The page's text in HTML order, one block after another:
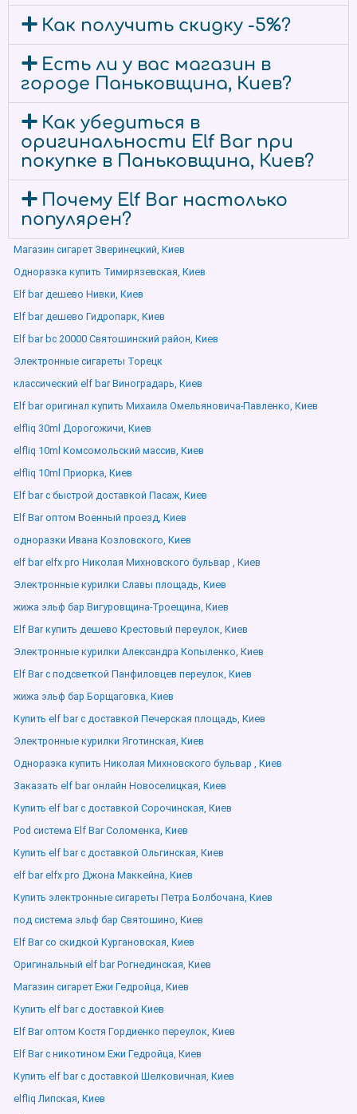
Как получить скидку -5%?
Есть ли у вас магазин в
городе Паньковщина, Киев?
Как убедиться в
оригинальности Elf Bar при
покупке в Паньковщина, Киев?
Почему Elf Bar настолько
популярен?
Магазин сигарет Зверинецкий, Киев
Одноразка купить Тимирязевская, Киев
Elf bar дешево Нивки, Киев
Elf bar дешево Гидропарк, Киев
Elf bar bc 20000 Святошинский район, Киев
Электронные сигареты Торецк
классический elf bar Виноградарь, Киев
Elf bar оригинал купить Михаила Омельяновича-Павленко, Киев
elfliq 30ml Дорогожичи, Киев
elfliq 10ml Комсомольский массив, Киев
elfliq 10ml Приорка, Киев
Elf bar с быстрой доставкой Пасаж, Киев
Elf Bar оптом Военный проезд, Киев
одноразки Ивана Козловского, Киев
elf bar elfx pro Николая Михновского бульвар , Киев
Электронные курилки Славы площадь, Киев
жижа эльф бар Вигуровщина-Троещина, Киев
Elf Bar купить дешево Крестовый переулок, Киев
Электронные курилки Александра Копыленко, Киев
Elf Bar с подсветкой Панфиловцев переулок, Киев
жижа эльф бар Борщаговка, Киев
Купить elf bar с доставкой Печерская площадь, Киев
Электронные курилки Яготинская, Киев
Одноразка купить Николая Михновского бульвар , Киев
Заказать elf bar онлайн Новоселицкая, Киев
Купить elf bar с доставкой Сорочинская, Киев
Pod система Elf Bar Соломенка, Киев
Купить elf bar с доставкой Ольгинская, Киев
elf bar elfx pro Джона Маккейна, Киев
Купить электронные сигареты Петра Болбочана, Киев
под система эльф бар Святошино, Киев
Elf Bar со скидкой Кургановская, Киев
Оригинальный elf bar Рогнединская, Киев
Магазин сигарет Ежи Гедройца, Киев
Купить elf bar с доставкой Киев
Elf Bar оптом Костя Гордиенко переулок, Киев
Elf Bar с никотином Ежи Гедройца, Киев
Купить elf bar с доставкой Шелковичная, Киев
elfliq Липская, Киев